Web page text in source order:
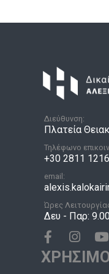
Διεύθυνση:
Πλατεία
Τηλέφωνο
+30 2811
email:
Ώρες
Δευ - Παρ: